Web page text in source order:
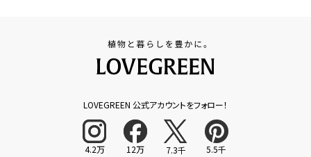
LOVEGREEN 公式アカウントをフォロー！
4.2万 12万 7.3千 5.5千